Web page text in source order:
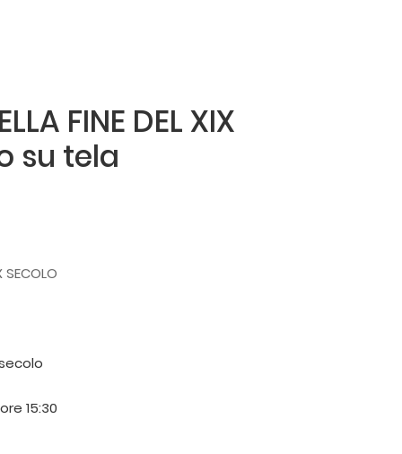
FINE DEL XIX
su tela
SECOLO
15:30